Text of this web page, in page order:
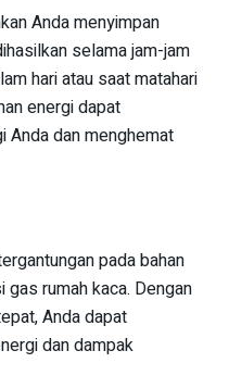
Anda menyimpan
selama jam-jam
hari atau saat matahari
energi dapat
Anda dan menghemat
pada bahan
rumah kaca. Dengan
Anda dapat
dan dampak